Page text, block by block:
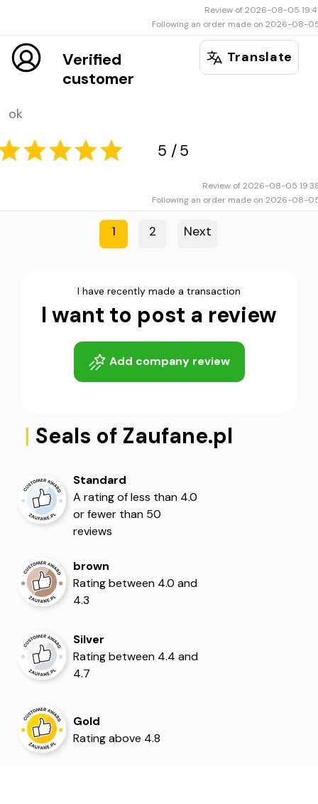
4 5
Review of 2026-08-05
Following an order made on 2026-08-
Verified
customer
Translate
ok
5
Review of 2026-08-05
Following an order made on 2026-08-
1 2 Next
I have recently made a transaction
I want to post a review
Add company review
| Seals of Zaufane.pl
Standard
A rating of less than 4.0
or fewer than 50
reviews
brown
Rating between 4.0 and
4.3
Silver
Rating between 4.4 and
4.7
Gold
Rating above 4.8